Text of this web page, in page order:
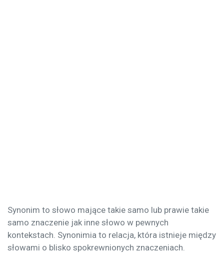
Synonim to słowo mające takie samo lub prawie takie
samo znaczenie jak inne słowo w pewnych
kontekstach. Synonimia to relacja, która istnieje między
słowami o blisko spokrewnionych znaczeniach.